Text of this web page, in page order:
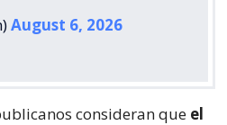
August 6, 2026
consideran que el